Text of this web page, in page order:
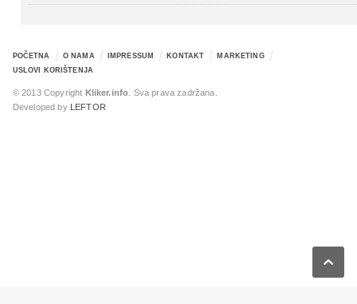
POČETNA O NAMA IMPRESSUM KONTAKT
MARKETING
USLOVI KORIŠTENJA
© 2013 Copyright Kliker.info . Sva prava zadržana.
Developed by
LEFTOR
